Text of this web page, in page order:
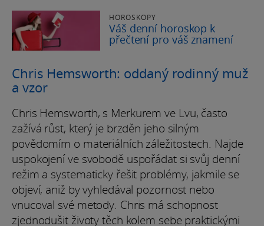
HOROSKOPY
Váš denní horoskop k
přečtení pro váš znamení
Chris Hemsworth: oddaný rodinný muž
a vzor
Chris Hemsworth, s Merkurem ve Lvu, často
zažívá růst, který je brzděn jeho silným
povědomím o materiálních záležitostech. Najde
uspokojení ve svobodě uspořádat si svůj denní
režim a systematicky řešit problémy, jakmile se
objeví, aniž by vyhledával pozornost nebo
vnucoval své metody. Chris má schopnost
zjednodušit životy těch kolem sebe praktickými